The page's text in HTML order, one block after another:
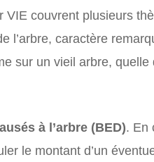
couvrent plusieurs
l’arbre, caractère
sur un vieil arbre,
à l’arbre (BED). En
le montant d’un